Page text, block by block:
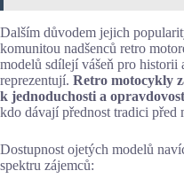
Dalším důvodem jejich
komunitou nadšenců retro
modelů sdílejí vášeň pro historii
reprezentují. Retro motocykly
k jednoduchosti a
kdo dávají přednost tradici před
Dostupnost ojetých modelů
spektru zájemců: